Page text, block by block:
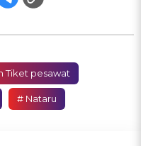
Tiket pesawat
# Nataru